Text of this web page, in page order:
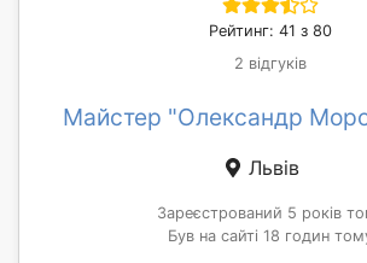
Рейтинг: 41 з 80
2 відгуків
Майстер "Олександр
Львів
Зареєстрований 5 років
Був на сайті 18 годин